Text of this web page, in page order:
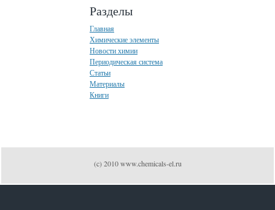
Разделы
Главная
Химические элементы
Новости химии
Периодическая система
Статьи
Материалы
Книги
(c) 2010 www.chemicals-el.ru